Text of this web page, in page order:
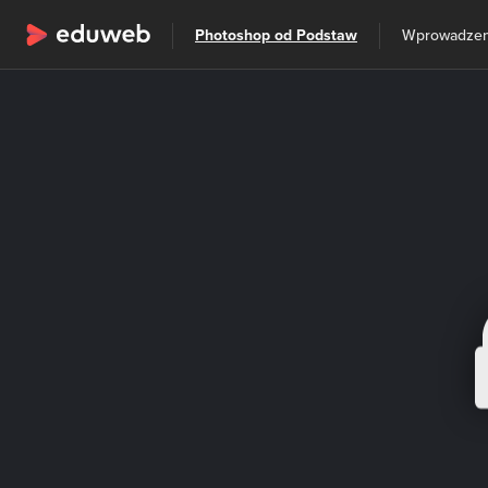
Wszystkie kategorie Szkolenia
Photoshop od Podstaw